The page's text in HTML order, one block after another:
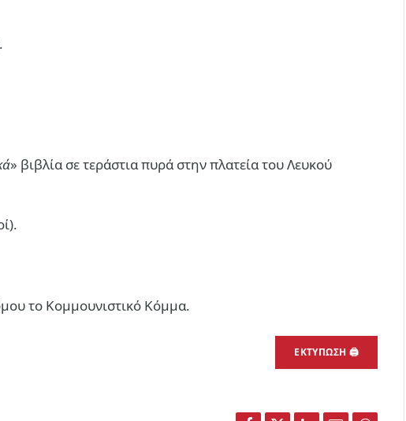
» βιβλία σε τεράστια πυρά στην πλατεία του Λευκού
το Κομμουνιστικό Κόμμα.
ΕΚΤΥΠΩΣΗ 🖨